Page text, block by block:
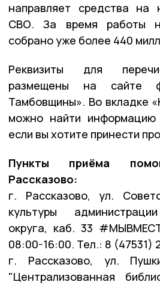
направляет средства на
СВО. За время работы
собрано уже более 440
Реквизиты для
размещены на сайте
Тамбовщины». Во вкладке
можно найти информацию
если вы хотите принести
Пункты приёма
Рассказово:
г. Рассказово, ул.
культуры
округа, каб. 33
08:00-16:00. Тел.: 8 (47531)
г. Рассказово, ул.
"Централизованная